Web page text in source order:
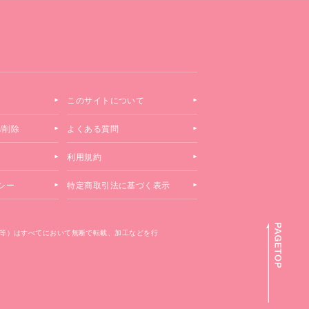
このサイトについて
除 よくある質問
利用規約
ー 特定商取引法に基づく表示
）はすべてにおいて無断で転載、加工などを行